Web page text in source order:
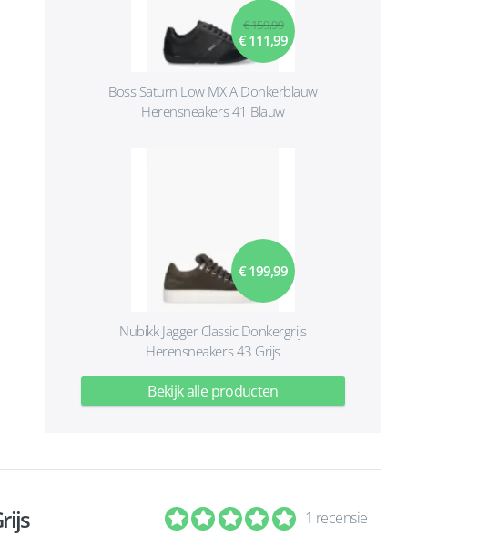
€ 159,99
€ 111,99
Boss Saturn Low MX A Donkerblauw
Herensneakers 41 Blauw
€ 199,99
Nubikk Jagger Classic Donkergrijs
Herensneakers 43 Grijs
Bekijk alle producten
1 recensie